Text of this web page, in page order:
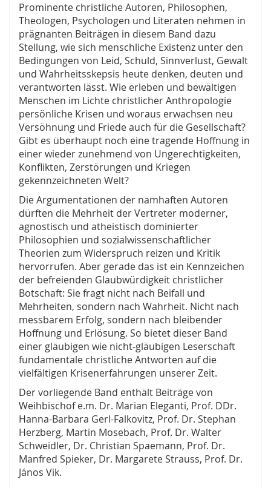
Prominente christliche Autoren, Philosophen,
Theologen, Psychologen und Literaten nehmen in
prägnanten Beiträgen in diesem Band dazu
Stellung, wie sich menschliche Existenz unter den
Bedingungen von Leid, Schuld, Sinnverlust, Gewalt
und Wahrheitsskepsis heute denken, deuten und
verantworten lässt. Wie erleben und bewältigen
Menschen im Lichte christlicher Anthropologie
persönliche Krisen und woraus erwachsen neu
Versöhnung und Friede auch für die Gesellschaft?
Gibt es überhaupt noch eine tragende Hoffnung in
einer wieder zunehmend von Ungerechtigkeiten,
Konflikten, Zerstörungen und Kriegen
gekennzeichneten Welt?
Die Argumentationen der namhaften Autoren
dürften die Mehrheit der Vertreter moderner,
agnostisch und atheistisch dominierter
Philosophien und sozialwissenschaftlicher
Theorien zum Widerspruch reizen und Kritik
hervorrufen. Aber gerade das ist ein Kennzeichen
der befreienden Glaubwürdigkeit christlicher
Botschaft: Sie fragt nicht nach Beifall und
Mehrheiten, sondern nach Wahrheit. Nicht nach
messbarem Erfolg, sondern nach bleibender
Hoffnung und Erlösung. So bietet dieser Band
einer gläubigen wie nicht-gläubigen Leserschaft
fundamentale christliche Antworten auf die
vielfältigen Krisenerfahrungen unserer Zeit.
Der vorliegende Band enthält Beiträge von
Weihbischof e.m. Dr. Marian Eleganti, Prof. DDr.
Hanna-Barbara Gerl-Falkovitz, Prof. Dr. Stephan
Herzberg, Martin Mosebach, Prof. Dr. Walter
Schweidler, Dr. Christian Spaemann, Prof. Dr.
Manfred Spieker, Dr. Margarete Strauss, Prof. Dr.
János Vik.